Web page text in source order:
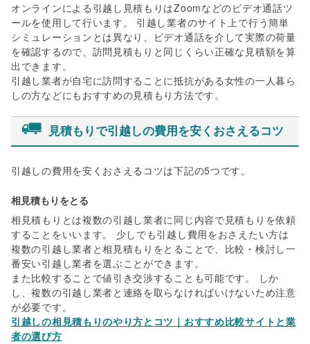
オンラインによる引越し見積もりはZoomなどのビデオ通話ツ
ールを使用して行います。 引越し業者のサイト上で行う簡単
シミュレーションとは異なり、ビデオ通話を介して実際の荷量
を確認するので、訪問見積もりと同じくらい正確な見積額を算
出できます。
引越し業者が自宅に訪問することに抵抗がある女性の一人暮ら
しの方などにもおすすめの見積もり方法です。
見積もりで引越しの費用を安くおさえるコツ
引越しの費用を安くおさえるコツは下記の5つです。
相見積もりをとる
相見積もりとは複数の引越し業者に同じ内容で見積もりを依頼
することをいいます。 少しでも引越し費用をおさえたい方は
複数の引越し業者と相見積もりをとることで、比較・検討し一
番安い引越し業者を選ぶことができます。
また比較することで値引き交渉することも可能です。 しか
し、複数の引越し業者と連絡を取らなければいけないため注意
が必要です。
引越しの相見積もりのやり方とコツ｜おすすめ比較サイトと業
者の選び方